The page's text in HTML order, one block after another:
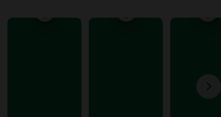
Una mañana para todos